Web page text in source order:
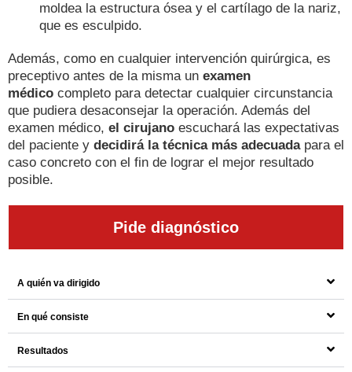
moldea la estructura ósea y el cartílago de la nariz,
que es esculpido.
Además, como en cualquier intervención quirúrgica, es
preceptivo antes de la misma un examen
médico completo para detectar cualquier circunstancia
que pudiera desaconsejar la operación. Además del
examen médico, el cirujano escuchará las expectativas
del paciente y decidirá la técnica más adecuada para el
caso concreto con el fin de lograr el mejor resultado
posible.
Pide diagnóstico
A quién va dirigido
En qué consiste
Resultados